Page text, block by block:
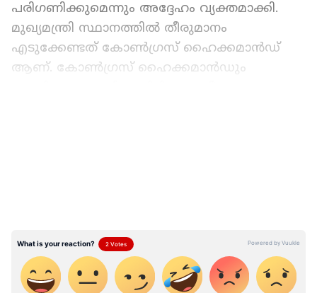
പരിഗണിക്കുമെന്നും അദ്ദേഹം വ്യക്തമാക്കി.
മുഖ്യമന്ത്രി സ്ഥാനത്തിൽ തീരുമാനം
എടുക്കേണ്ടത് കോൺ​ഗ്രസ് ഹൈക്കമാൻഡ്
ആണ്. കോൺ​ഗ്രസ് ഹൈക്കമാൻഡും
കൂട്ടിച്ചേർത്തു.